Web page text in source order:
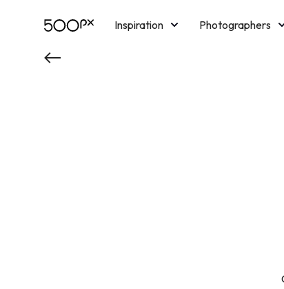
Inspiration Photographers